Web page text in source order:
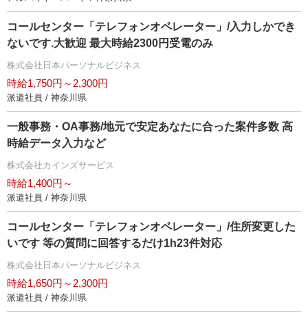
コールセンター「テレフォンオペレーター」/入力しかでき
ないです.大歓迎 最大時給2300円受電のみ
株式会社日本パーソナルビジネス
時給1,750円～2,300円
派遣社員 / 神奈川県
一般事務・OA事務/地元で安定あなたに合った案件多数 高
時給データ入力など
株式会社カインズサービス
時給1,400円～
派遣社員 / 神奈川県
コールセンター「テレフォンオペレーター」/住所変更した
いです 等の質問に回答するだけ1h23件対応
株式会社日本パーソナルビジネス
時給1,650円～2,300円
派遣社員 / 神奈川県